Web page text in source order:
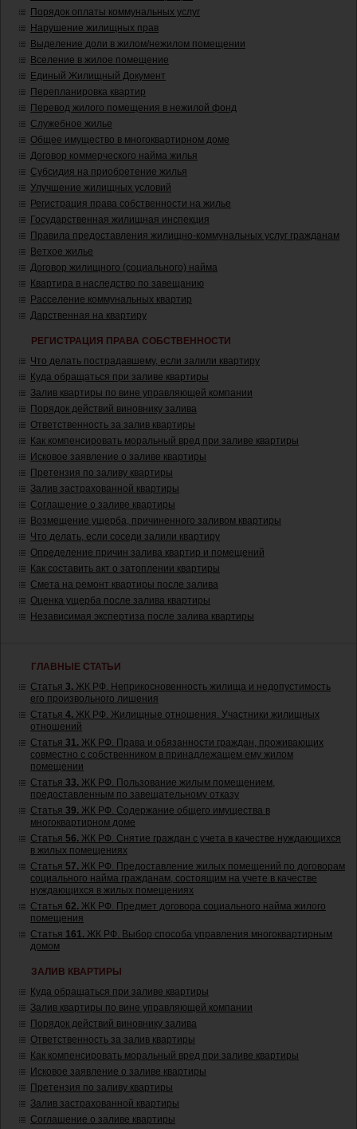
Порядок оплаты коммунальных услуг
Нарушение жилищных прав
Выделение доли в жилом/нежилом помещении
Вселение в жилое помещение
Единый Жилищный Документ
Перепланировка квартир
Перевод жилого помещения в нежилой фонд
Служебное жилье
Общее имущество в многоквартирном доме
Договор коммерческого найма жилья
Субсидия на приобретение жилья
Улучшение жилищных условий
Регистрация права собственности на жилье
Государственная жилищная инспекция
Правила предоставления жилищно-коммунальных услуг гражданам
Ветхое жилье
Договор жилищного (социального) найма
Квартира в наследство по завещанию
Расселение коммунальных квартир
Дарственная на квартиру
РЕГИСТРАЦИЯ ПРАВА СОБСТВЕННОСТИ
Что делать пострадавшему, если залили квартиру
Куда обращаться при заливе квартиры
Залив квартиры по вине управляющей компании
Порядок действий виновнику залива
Ответственность за залив квартиры
Как компенсировать моральный вред при заливе квартиры
Исковое заявление о заливе квартиры
Претензия по заливу квартиры
Залив застрахованной квартиры
Соглашение о заливе квартиры
Возмещение ущерба, причиненного заливом квартиры
Что делать, если соседи залили квартиру
Определение причин залива квартир и помещений
Как составить акт о затоплении квартиры
Смета на ремонт квартиры после залива
Оценка ущерба после залива квартиры
Независимая экспертиза после залива квартиры
ГЛАВНЫЕ СТАТЬИ
Статья 3. ЖК РФ. Неприкосновенность жилища и недопустимость
его произвольного лишения
Статья 4. ЖК РФ. Жилищные отношения. Участники жилищных
отношений
Статья 31. ЖК РФ. Права и обязанности граждан, проживающих
совместно с собственником в принадлежащем ему жилом
помещении
Статья 33. ЖК РФ. Пользование жилым помещением,
предоставленным по завещательному отказу
Статья 39. ЖК РФ. Содержание общего имущества в
многоквартирном доме
Статья 56. ЖК РФ. Снятие граждан с учета в качестве нуждающихся
в жилых помещениях
Статья 57. ЖК РФ. Предоставление жилых помещений по договорам
социального найма гражданам, состоящим на учете в качестве
нуждающихся в жилых помещениях
Статья 62. ЖК РФ. Предмет договора социального найма жилого
помещения
Статья 161. ЖК РФ. Выбор способа управления многоквартирным
домом
ЗАЛИВ КВАРТИРЫ
Куда обращаться при заливе квартиры
Залив квартиры по вине управляющей компании
Порядок действий виновнику залива
Ответственность за залив квартиры
Как компенсировать моральный вред при заливе квартиры
Исковое заявление о заливе квартиры
Претензия по заливу квартиры
Залив застрахованной квартиры
Соглашение о заливе квартиры